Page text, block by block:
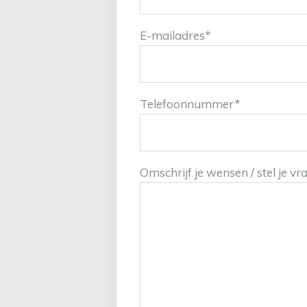
E-mailadres*
Telefoonnummer*
Omschrijf je wensen / stel je